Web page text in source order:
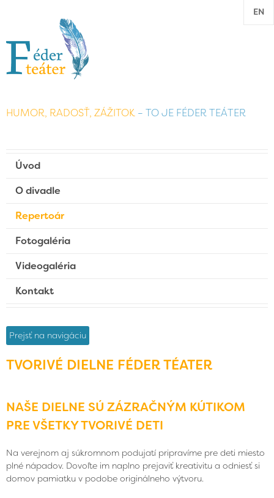
EN
HUMOR, RADOSŤ, ZÁŽITOK – TO JE FÉDER TEÁTER
Úvod
O divadle
Repertoár
Fotogaléria
Videogaléria
Kontakt
Prejsť na navigáciu
TVORIVÉ DIELNE FÉDER TÉATER
NAŠE DIELNE SÚ ZÁZRAČNÝM KÚTIKOM
PRE VŠETKY TVORIVÉ DETI
Na verejnom aj súkromnom podujatí pripravíme pre deti miesto
plné nápadov. Dovoľte im naplno prejaviť kreativitu a odniesť si
domov pamiatku v podobe originálneho výtvoru.